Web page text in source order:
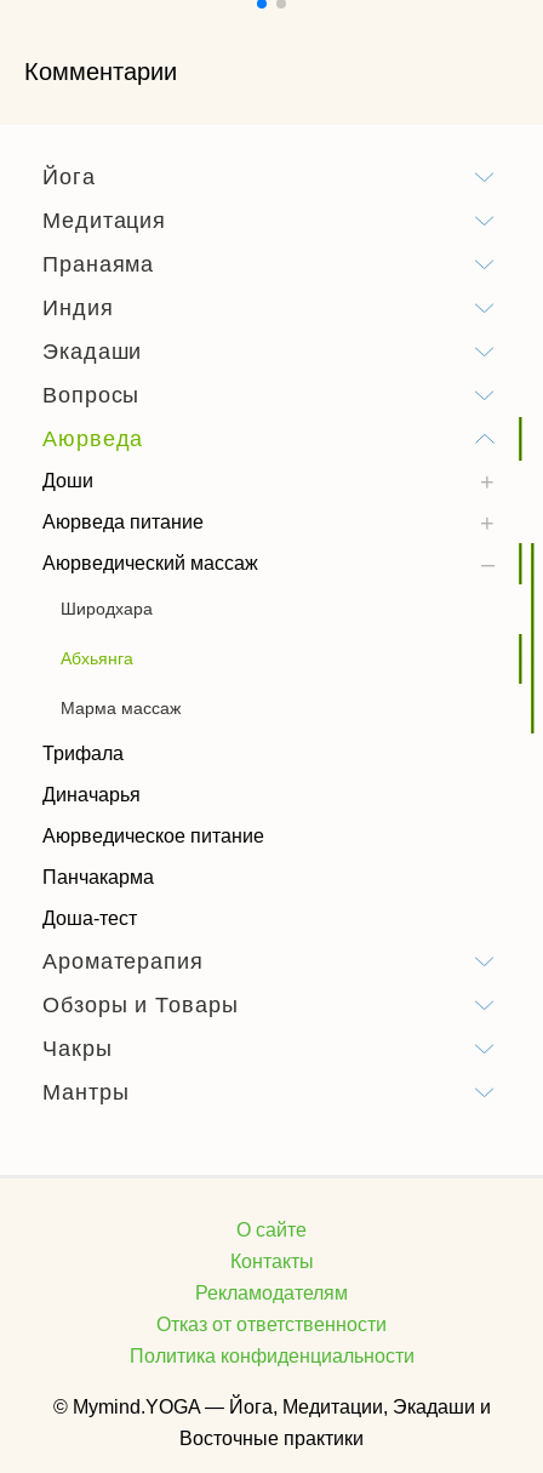
Комментарии
Йога
Медитация
Пранаяма
Индия
Экадаши
Вопросы
Аюрведа
Доши
Аюрведа питание
Аюрведический массаж
Широдхара
Абхьянга
Марма массаж
Трифала
Диначарья
Аюрведическое питание
Панчакарма
Доша-тест
Ароматерапия
Обзоры и Товары
Чакры
Мантры
О сайте
Контакты
Рекламодателям
Отказ от ответственности
Политика конфиденциальности
© Mymind.YOGA — Йога, Медитации, Экадаши и
Восточные практики